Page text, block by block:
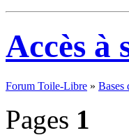
Accès à
Forum Toile-Libre » Bases
Pages 1